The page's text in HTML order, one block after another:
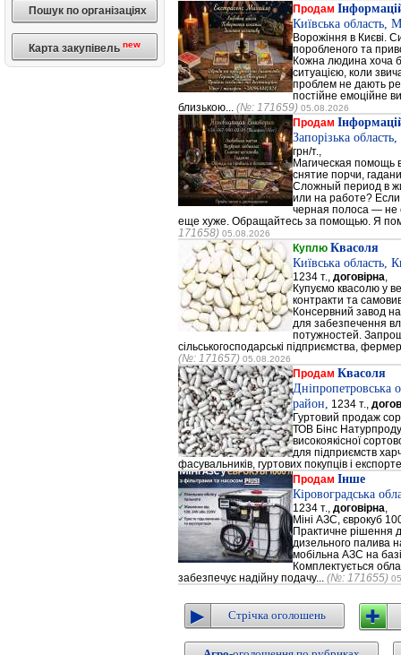
Пошук по організаціях
Карта закупівель new
Продам
Київська
Ворожіння в Києві.
поробленого та
Кожна людина хоча б
ситуацією, коли
проблем не дають
постійне емоційне
близькою... (№: 171659) 05.08.2026
Продам
Запорізька
грн/т.,
Магическая помощь
снятие порчи,
Сложный период в
или на работе?
черная полоса — не
еще хуже. Обращайтесь за помощью. Я
171658) 05.08.2026
Куплю Квасоля
Київська область,
1234 т., договірна
Купуємо квасолю у
контракти та
Консервний завод на
для забезпечення
потужностей.
сільськогосподарські підприємства,
(№: 171657) 05.08.2026
Продам Квасоля
Дніпропетровська
район, 1234 т.,
Гуртовий продаж
ТОВ Бінс
високоякісної
для підприємств
фасувальників, гуртових покупців і
Продам Інше
Кіровоградська
1234 т., договірна
Міні АЗС, єврокуб
Практичне рішення
дизельного палива
мобільна АЗС на
Комплектується
забезпечує надійну подачу... (№: 171655)
Стрічка оголошень